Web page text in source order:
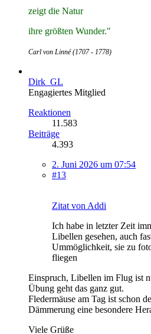
zeigt die Natur
ihre größten Wunder."
Carl von Linné (1707 - 1778)
Dirk_GL
Engagiertes Mitglied
Reaktionen
11.583
Beiträge
4.393
2. Juni 2026 um 07:54
#13
Zitat von Addi
Ich habe in letzter Zeit
Libellen gesehen, auch
Ummöglichkeit, sie zu
fliegen
Einspruch, Libellen im Flug ist
Übung geht das ganz gut.
Fledermäuse am Tag ist schon
Dämmerung eine besondere
Viele Grüße